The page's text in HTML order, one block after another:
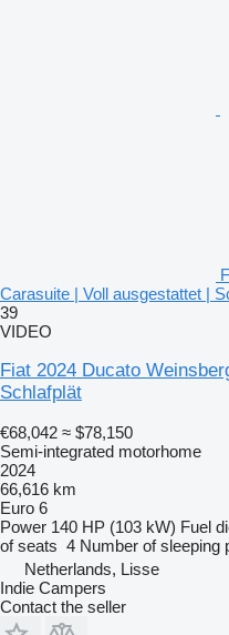
Carasuite | Voll ausgestattet |
39
VIDEO
Fiat 2024 Ducato
Schlafplät
€68,042 ≈ $78,150
Semi-integrated motorhome
2024
66,616 km
Euro 6
Power 140 HP (103 kW) Fuel
of seats 4 Number of sleeping
Netherlands, Lisse
Indie Campers
Contact the seller